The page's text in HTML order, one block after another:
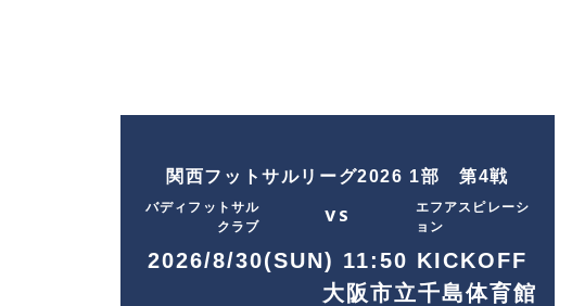
関西フットサルリーグ2026 1部 第4戦
バディフットサル
クラブ
VS
エフアスピレーシ
ョン
2026/8/30(SUN) 11:50 KICKOFF
大阪市立千島体育館